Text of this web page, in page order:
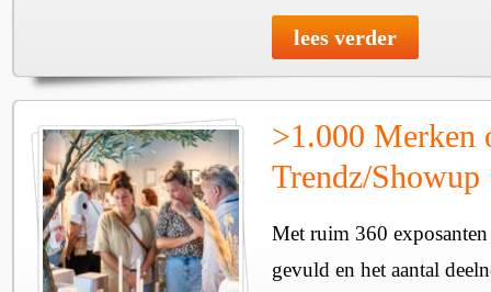
lees verder
>1.000 Merken
Trendz/Showup
Met ruim 360
gevuld en het aantal